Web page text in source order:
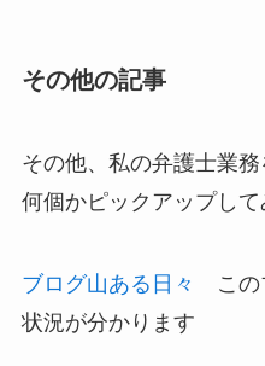
その他の記事
その他、私の弁護士業
何個かピックアップして
ブログ山ある日々
この
状況が分かります